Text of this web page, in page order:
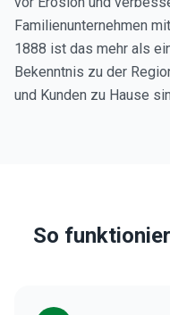
Familienunternehmen
1888 ist das mehr als
Bekenntnis zu der
und Kunden zu Hause
So